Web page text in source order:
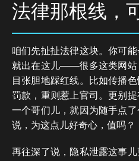
法律那根线，
咱们先扯扯法律这块。你可
就出在这儿——很多这类网站
目张胆地踩红线。比如传播
罚款，重则惹上官司。更别
一个哥们儿，就因为随手点
说，为这点儿好奇心，值吗？
再往深了说，隐私泄露这事